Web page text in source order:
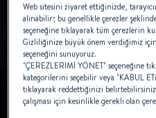
Web sitesini ziyaret ettiğinizde,
alınabilir; bu genellikle çerezler
seçeneğine tıklayarak tüm çerezlerin
Gizliliğinize büyük önem verdiğimiz
seçeneğini sunuyoruz.
"ÇEREZLERİMİ YÖNET" seçeneğine
kategorilerini seçebilir veya "KABUL
tıklayarak reddettiğinizi
çalışması için kesinlikle gerekli olan